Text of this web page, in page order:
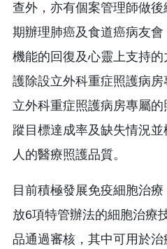
查外，亦有個案管理師做
期辦理肺癌及食道癌病友
機能的回復及心靈上支持
護除設立外科重症照護病
立外科重症照護病房專屬
蹤目標達成率及缺失情況
人的醫療照護品質。
目前積極發展免疫細胞治
放6項特管辦法的細胞治療
品通過審核，其中可用於